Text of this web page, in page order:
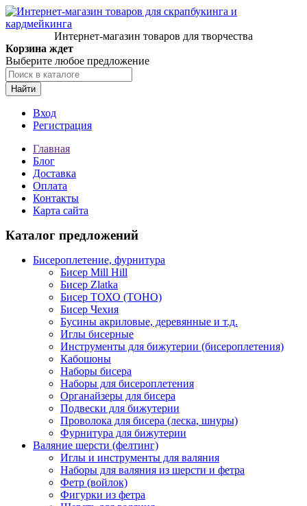
Интернет-магазин товаров для творчества
Корзина ждет
Выберите любое предложение
Найти
Вход
Регистрация
Главная
Блог
Доставка
Оплата
Контакты
Карта сайта
Каталог предложений
Бисероплетение, фурнитура
Бисер Mill Hill
Бисер Zlatka
Бисер ТОХО (TOHO)
Бисер Чехия
Бусины акриловые, деревянные и т.д.
Иглы бисерные
Инструменты для бижутерии (бисероплетения)
Кабошоны
Наборы бисера
Наборы для бисероплетения
Органайзеры для бисера
Подвески для бижутерии
Проволока для бисера (леска, шнуры)
Фурнитура для бижутерии
Валяние шерсти (фелтинг)
Иглы и инструменты для валяния
Наборы для валяния из шерсти и фетра
Фетр (войлок)
Фигурки из фетра